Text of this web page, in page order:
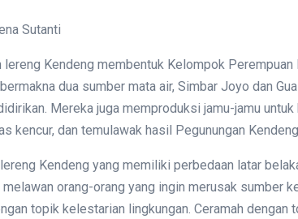
Sutanti
lereng Kendeng membentuk Kelompok
dua sumber mata air, Simbar Joyo dan
Mereka juga memproduksi jamu-jamu
kencur, dan temulawak hasil Pegunungan
Kendeng yang memiliki perbedaan latar
orang-orang yang ingin merusak sumber
topik kelestarian lingkungan. Ceramah dengan